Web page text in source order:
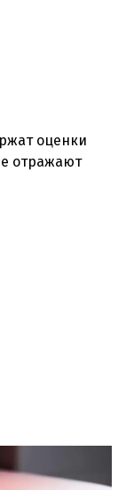
оценки
отражают